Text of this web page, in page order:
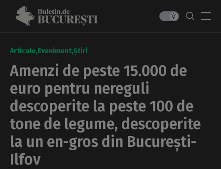
Articole Eveniment Știri
Amenzi de peste 15.000 de
euro pentru nereguli
descoperite la peste 100 de
tone de legume, descoperite
la un en-gros din București-
Ilfov